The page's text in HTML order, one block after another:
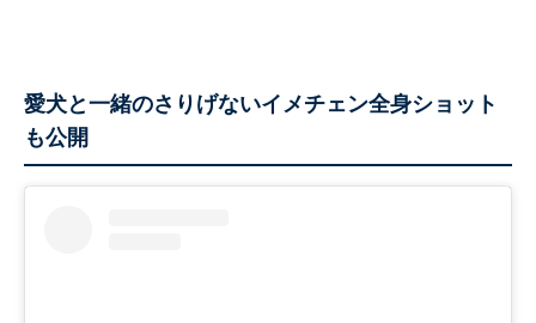
愛犬と一緒のさりげないイメチェン全身ショット
も公開